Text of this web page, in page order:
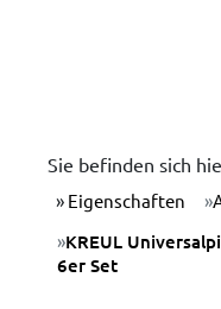
Sie befinden sich
Eigenschaften
KREUL
6er Set